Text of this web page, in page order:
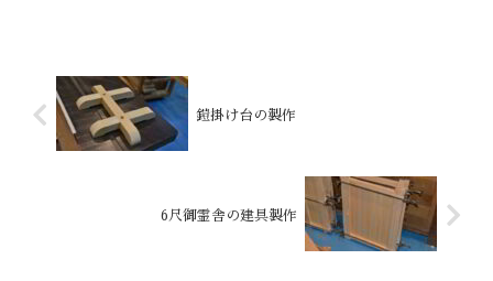
鎧掛け台の製作
6尺御霊舎の建具製作